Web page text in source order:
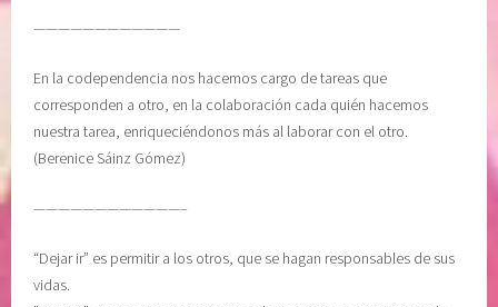
————————————
En la codependencia nos hacemos cargo de tareas que
corresponden a otro, en la colaboración cada quién hacemos
nuestra tarea, enriqueciéndonos más al laborar con el otro.
(Berenice Sáinz Gómez)
————————————–
“Dejar ir” es permitir a los otros, que se hagan responsables de sus
vidas.